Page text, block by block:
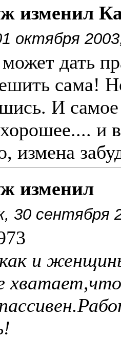
изменил
октября
дать
сама!
И самое
и
измена
изменил
30 сентября
и